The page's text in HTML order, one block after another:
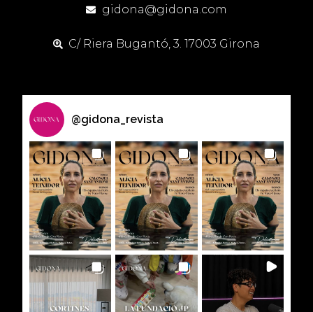
gidona@gidona.com
C/ Riera Bugantó, 3. 17003 Girona
@gidona_revista